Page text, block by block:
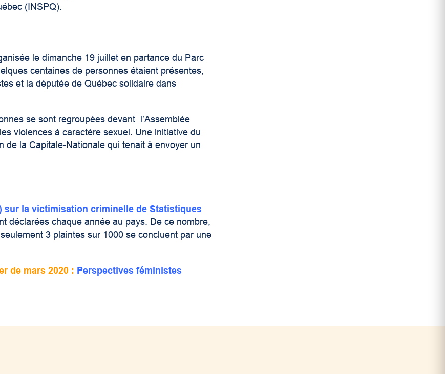
(INSPQ).
le dimanche 19 juillet en partance du Parc
centaines de personnes étaient présentes,
et la députée de Québec solidaire dans
se sont regroupées devant l’Assemblée
violences à caractère sexuel. Une initiative du
de la Capitale-Nationale qui tenait à envoyer un
sur la victimisation criminelle de Statistiques
déclarées chaque année au pays. De ce nombre,
3 plaintes sur 1000 se concluent par une
de mars 2020 : Perspectives féministes